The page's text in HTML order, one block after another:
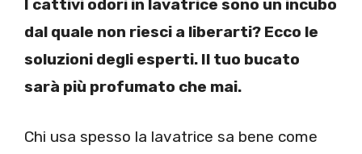
I cattivi odori in lavatrice sono un incubo
dal quale non riesci a liberarti? Ecco le
soluzioni degli esperti. Il tuo bucato
sarà più profumato che mai.
Chi usa spesso la lavatrice sa bene come